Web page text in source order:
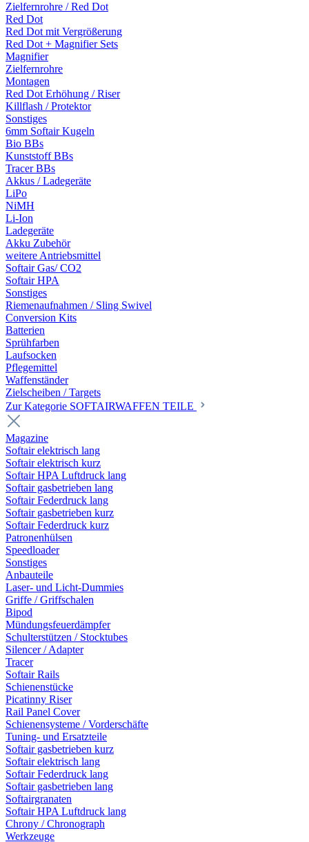
Zielfernrohre / Red Dot
Red Dot
Red Dot mit Vergrößerung
Red Dot + Magnifier Sets
Magnifier
Zielfernrohre
Montagen
Red Dot Erhöhung / Riser
Killflash / Protektor
Sonstiges
6mm Softair Kugeln
Bio BBs
Kunststoff BBs
Tracer BBs
Akkus / Ladegeräte
LiPo
NiMH
Li-Ion
Ladegeräte
Akku Zubehör
weitere Antriebsmittel
Softair Gas/ CO2
Softair HPA
Sonstiges
Riemenaufnahmen / Sling Swivel
Conversion Kits
Batterien
Sprühfarben
Laufsocken
Pflegemittel
Waffenständer
Zielscheiben / Targets
Zur Kategorie SOFTAIRWAFFEN TEILE
Magazine
Softair elektrisch lang
Softair elektrisch kurz
Softair HPA Luftdruck lang
Softair gasbetrieben lang
Softair Federdruck lang
Softair gasbetrieben kurz
Softair Federdruck kurz
Patronenhülsen
Speedloader
Sonstiges
Anbauteile
Laser- und Licht-Dummies
Griffe / Griffschalen
Bipod
Mündungsfeuerdämpfer
Schulterstützen / Stocktubes
Silencer / Adapter
Tracer
Softair Rails
Schienenstücke
Picatinny Riser
Rail Panel Cover
Schienensysteme / Vorderschäfte
Tuning- und Ersatzteile
Softair gasbetrieben kurz
Softair elektrisch lang
Softair Federdruck lang
Softair gasbetrieben lang
Softairgranaten
Softair HPA Luftdruck lang
Chrony / Chronograph
Werkzeuge